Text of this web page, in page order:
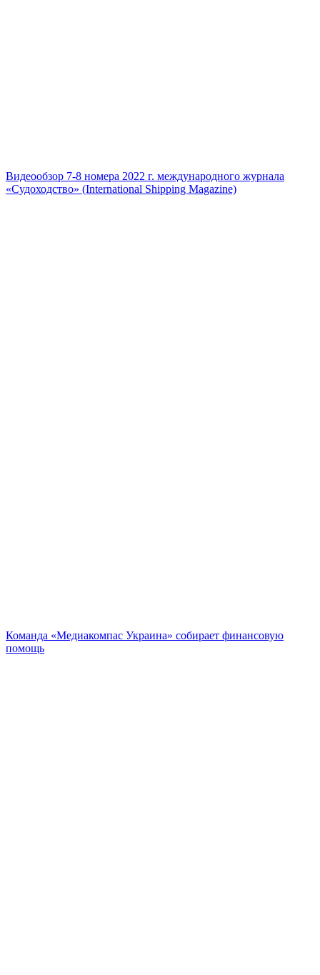
Видеообзор 7-8 номера 2022 г. международного журнала
«Судоходство» (International Shipping Magazine)
Команда «Медиакомпас Украина» собирает финансовую
помощь